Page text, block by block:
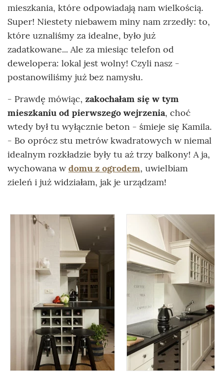
mieszkania, które odpowiadają nam wielkością.
Super! Niestety niebawem miny nam zrzedły: to,
które uznaliśmy za idealne, było już
zadatkowane... Ale za miesiąc telefon od
dewelopera: lokal jest wolny! Czyli nasz -
postanowiliśmy już bez namysłu.
- Prawdę mówiąc, zakochałam się w tym
mieszkaniu od pierwszego wejrzenia, choć
wtedy był tu wyłącznie beton - śmieje się Kamila.
- Bo oprócz stu metrów kwadratowych w niemal
idealnym rozkładzie były tu aż trzy balkony! A ja,
wychowana wdomu z ogrodem, uwielbiam
zieleń i już widziałam, jak je urządzam!